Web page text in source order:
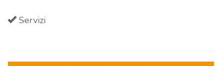
Servizi